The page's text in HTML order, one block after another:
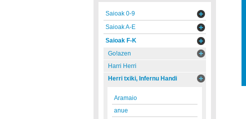
Saioak 0-9
Saioak A-E
Saioak F-K
Go!azen
Harri Herri
Herri txiki, Infernu Handi
Aramaio
anue